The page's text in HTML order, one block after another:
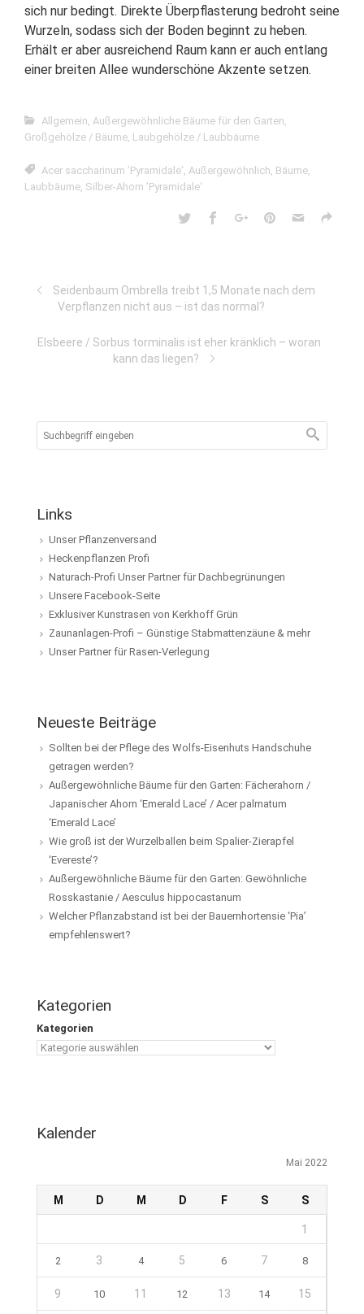
sich nur bedingt. Direkte Überpflasterung bedroht seine
Wurzeln, sodass sich der Boden beginnt zu heben.
Erhält er aber ausreichend Raum kann er auch entlang
einer breiten Allee wunderschöne Akzente setzen.
Allgemein, Außergewöhnliche Bäume für den Garten,
Großgehölze / Bäume, Laubgehölze / Laubbäume
Acer saccharinum ’Pyramidale‘, Außergewöhnlich, Bäume,
Laubbäume, Silber-Ahorn ’Pyramidale‘
Seidenbaum Ombrella treibt 1,5 Monate nach dem
Verpflanzen nicht aus – ist das normal?
Elsbeere / Sorbus torminalis ist eher kränklich – woran
kann das liegen?
Links
Unser Pflanzenversand
Heckenpflanzen Profi
Naturach-Profi Unser Partner für Dachbegrünungen
Unsere Facebook-Seite
Exklusiver Kunstrasen von Kerkhoff Grün
Zaunanlagen-Profi – Günstige Stabmattenzäune & mehr
Unser Partner für Rasen-Verlegung
Neueste Beiträge
Sollten bei der Pflege des Wolfs-Eisenhuts Handschuhe
getragen werden?
Außergewöhnliche Bäume für den Garten: Fächerahorn /
Japanischer Ahorn ‘Emerald Lace’ / Acer palmatum
‘Emerald Lace’
Wie groß ist der Wurzelballen beim Spalier-Zierapfel
‘Evereste’?
Außergewöhnliche Bäume für den Garten: Gewöhnliche
Rosskastanie / Aesculus hippocastanum
Welcher Pflanzabstand ist bei der Bauernhortensie ‘Pia’
empfehlenswert?
Kategorien
Kategorien
Kalender
Mai 2022
M D M D F S S
1
2 3 4 5 6 7 8
9 10 11 12 13 14 15